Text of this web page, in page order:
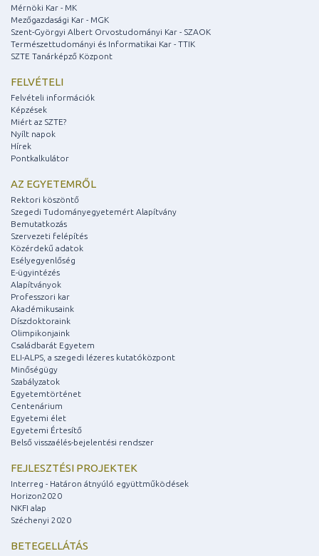
Mérnöki Kar - MK
Mezőgazdasági Kar - MGK
Szent-Györgyi Albert Orvostudományi Kar - SZAOK
Természettudományi és Informatikai Kar - TTIK
SZTE Tanárképző Központ
FELVÉTELI
Felvételi információk
Képzések
Miért az SZTE?
Nyílt napok
Hírek
Pontkalkulátor
AZ EGYETEMRŐL
Rektori köszöntő
Szegedi Tudományegyetemért Alapítvány
Bemutatkozás
Szervezeti felépítés
Közérdekű adatok
Esélyegyenlőség
E-ügyintézés
Alapítványok
Professzori kar
Akadémikusaink
Díszdoktoraink
Olimpikonjaink
Családbarát Egyetem
ELI-ALPS, a szegedi lézeres kutatóközpont
Minőségügy
Szabályzatok
Egyetemtörténet
Centenárium
Egyetemi élet
Egyetemi Értesítő
Belső visszaélés-bejelentési rendszer
FEJLESZTÉSI PROJEKTEK
Interreg - Határon átnyúló együttműködések
Horizon2020
NKFI alap
Széchenyi 2020
BETEGELLÁTÁS